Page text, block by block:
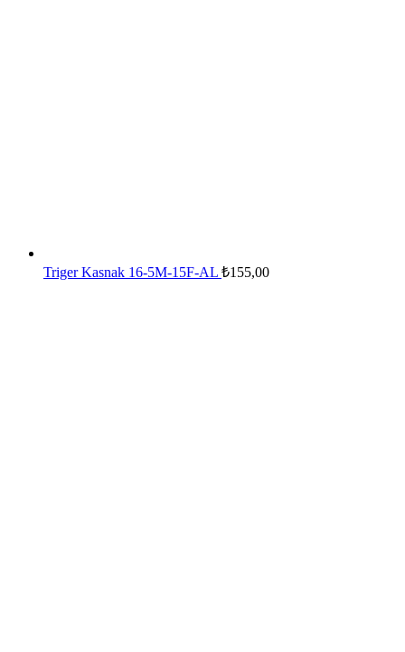
Triger Kasnak 16-5M-15F-AL ₺155,00